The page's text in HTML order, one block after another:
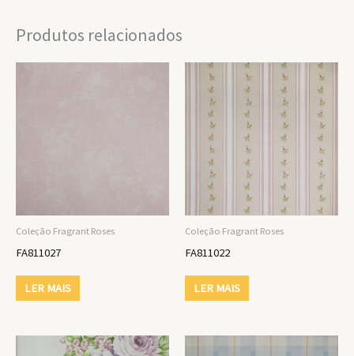
Produtos relacionados
Coleção Fragrant Roses
FA811027
LER MAIS
Coleção Fragrant Roses
FA811022
LER MAIS